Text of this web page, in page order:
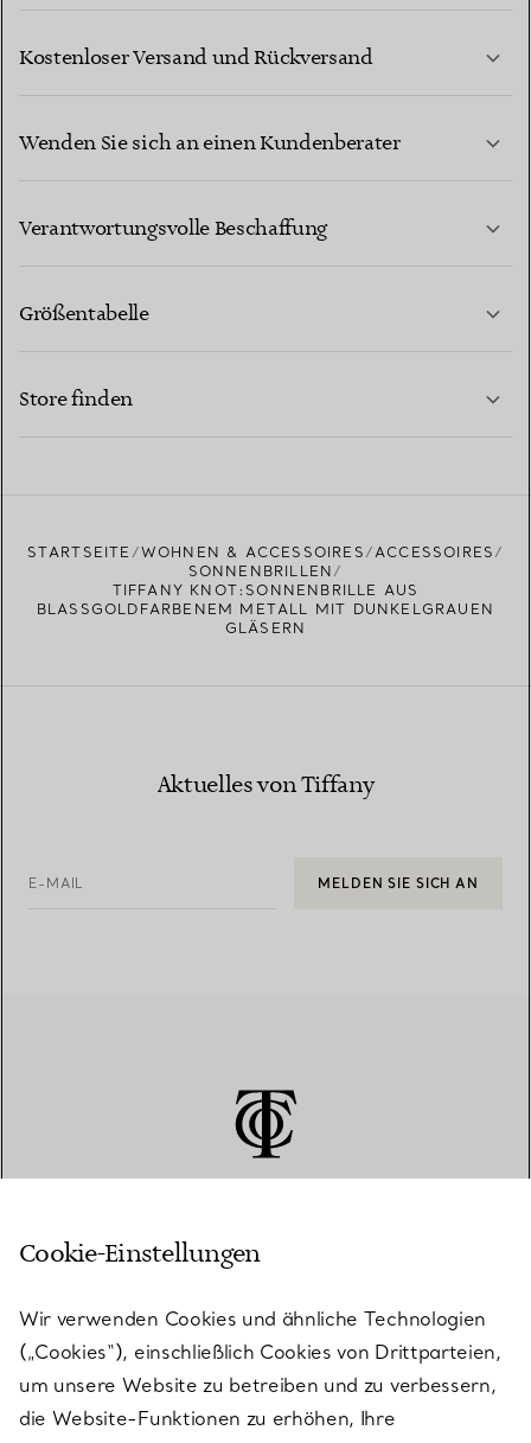
Kostenloser Versand und Rückversand
Wenden Sie sich an einen Kundenberater
Verantwortungsvolle Beschaffung
Größentabelle
Store finden
STARTSEITE WOHNEN & ACCESSOIRES
ACCESSOIRES
SONNENBRILLEN
TIFFANY KNOT:SONNENBRILLE AUS
BLASSGOLDFARBENEM METALL MIT DUNKELGRAUEN
GLÄSERN
Aktuelles von Tiffany
E-MAIL MELDEN SIE SICH AN
KUNDENSERVICE
SERVICES
Cookie-Einstellungen
Wir verwenden Cookies und ähnliche Technologien
(„Cookies“), einschließlich Cookies von Drittparteien,
um unsere Website zu betreiben und zu verbessern,
die Website-Funktionen zu erhöhen, Ihre